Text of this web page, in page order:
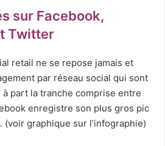
sur Facebook,
Twitter
retail ne se repose jamais et
par réseau social qui sont
part la tranche comprise entre
enregistre son plus gros pic
graphique sur l’infographie)